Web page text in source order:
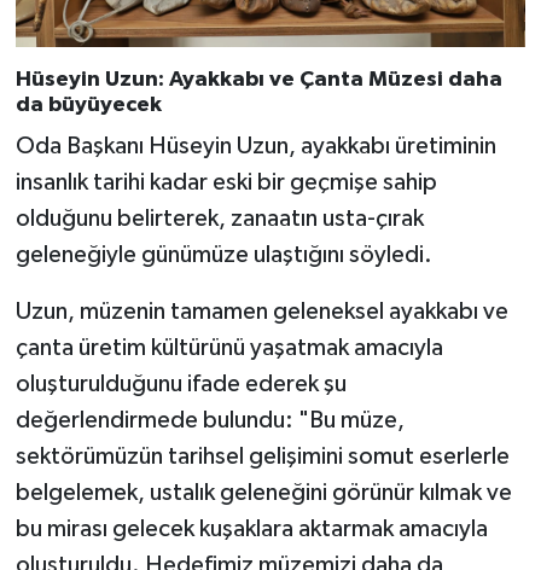
Hüseyin Uzun: Ayakkabı ve Çanta Müzesi daha
da büyüyecek
Oda Başkanı Hüseyin Uzun, ayakkabı üretiminin
insanlık tarihi kadar eski bir geçmişe sahip
olduğunu belirterek, zanaatın usta-çırak
geleneğiyle günümüze ulaştığını söyledi.
Uzun, müzenin tamamen geleneksel ayakkabı ve
çanta üretim kültürünü yaşatmak amacıyla
oluşturulduğunu ifade ederek şu
değerlendirmede bulundu: "Bu müze,
sektörümüzün tarihsel gelişimini somut eserlerle
belgelemek, ustalık geleneğini görünür kılmak ve
bu mirası gelecek kuşaklara aktarmak amacıyla
oluşturuldu. Hedefimiz müzemizi daha da